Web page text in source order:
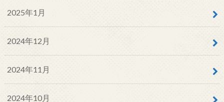
2025年1月
2024年12月
2024年11月
2024年10月